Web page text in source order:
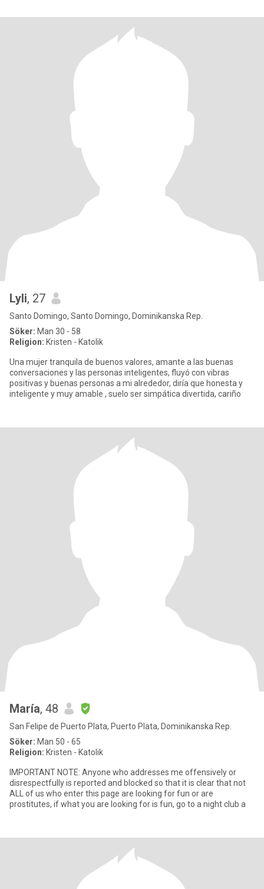
Lyli, 27
Santo Domingo, Santo Domingo, Dominikanska Rep.
Söker: Man 30 - 58
Religion: Kristen - Katolik
Una mujer tranquila de buenos valores, amante a las buenas
conversaciones y las personas inteligentes, fluyó con vibras
positivas y buenas personas a mi alrededor, diría que honesta y
inteligente y muy amable , suelo ser simpática divertida, cariño
María, 48
San Felipe de Puerto Plata, Puerto Plata, Dominikanska Rep.
Söker: Man 50 - 65
Religion: Kristen - Katolik
IMPORTANT NOTE: Anyone who addresses me offensively or
disrespectfully is reported and blocked so that it is clear that not
ALL of us who enter this page are looking for fun or are
prostitutes, if what you are looking for is fun, go to a night club a